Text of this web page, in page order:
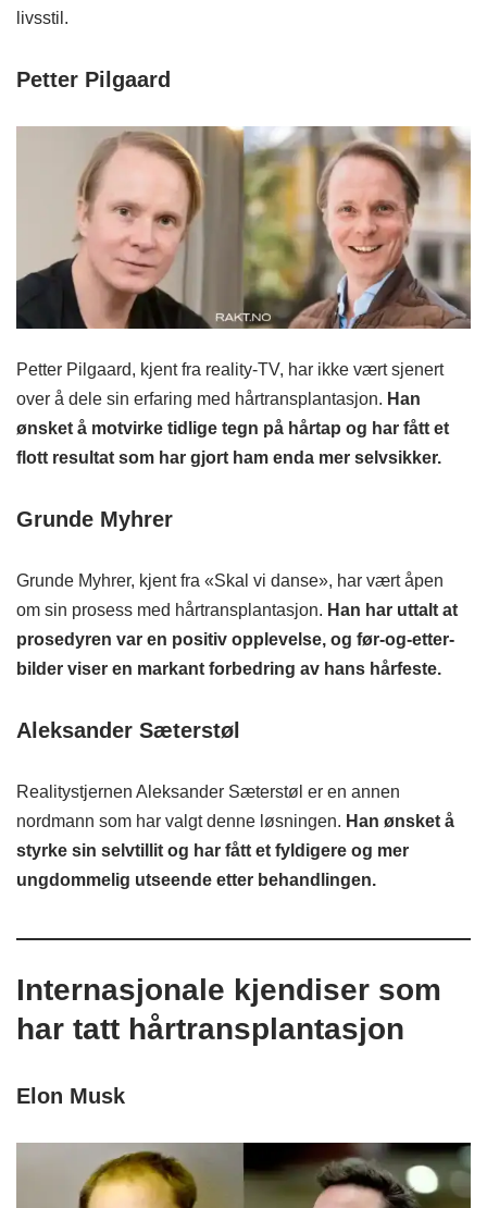
livsstil.
Petter Pilgaard
Petter Pilgaard, kjent fra reality-TV, har ikke vært sjenert
over å dele sin erfaring med hårtransplantasjon. Han
ønsket å motvirke tidlige tegn på hårtap og har fått et
flott resultat som har gjort ham enda mer selvsikker.
Grunde Myhrer
Grunde Myhrer, kjent fra «Skal vi danse», har vært åpen
om sin prosess med hårtransplantasjon. Han har uttalt at
prosedyren var en positiv opplevelse, og før-og-etter-
bilder viser en markant forbedring av hans hårfeste.
Aleksander Sæterstøl
Realitystjernen Aleksander Sæterstøl er en annen
nordmann som har valgt denne løsningen. Han ønsket å
styrke sin selvtillit og har fått et fyldigere og mer
ungdommelig utseende etter behandlingen.
Internasjonale kjendiser som
har tatt hårtransplantasjon
Elon Musk